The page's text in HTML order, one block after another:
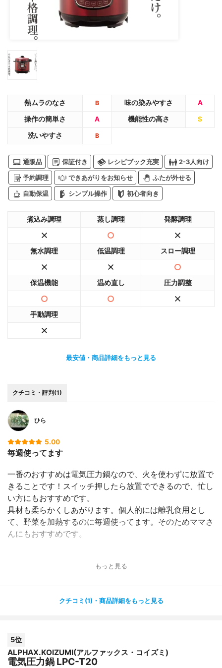
熱ムラのなさ B 味の染みやすさ A
操作の簡単さ A 機能性の高さ S
洗いやすさ B
通販品 保証付き レシピブック充実 2-3人向け
予約調理 できあがりをお知らせ ふたが外せる
自動保温 シンプル操作 初心者向き
煮込み調理 蒸し調理 発酵調理
無水調理 低温調理 スロー調理
保温機能 温め直し 圧力調整
手動調理
最安値・商品詳細をもっと見る
クチコミ・評判(1)
ひら
5.00
毎週使ってます
一番のおすすめは電気圧力鍋なので、火を使わずに放置で
きることです！スイッチ押したら放置でできるので、忙し
い方にもおすすめです。
具材も柔らかくしあがります。個人的には離乳食用とし
て、野菜を加熱するのに毎週使ってます。そのためママさ
んにもおすすめです。
もっと見る
クチコミ(1)・商品詳細をもっと見る
5位
ALPHAX.KOIZUMI(アルファックス・コイズミ)
電気圧力鍋 LPC-T20